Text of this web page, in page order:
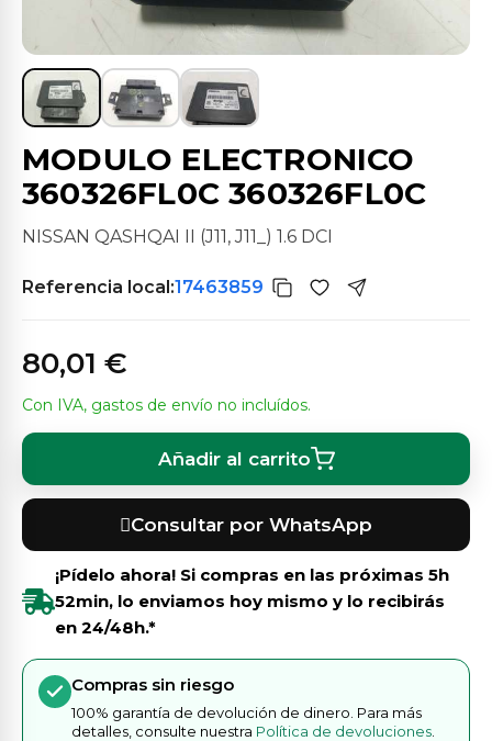
MODULO ELECTRONICO
360326FL0C 360326FL0C
NISSAN QASHQAI II (J11, J11_) 1.6 DCI
Referencia local:17463859
80,01 €
Con IVA, gastos de envío no incluídos.
Añadir al carrito
Consultar por WhatsApp
¡Pídelo ahora! Si compras en las próximas 5h
52min, lo enviamos hoy mismo y lo recibirás
en 24/48h.*
Compras sin riesgo
100% garantía de devolución de dinero. Para más
detalles, consulte nuestra Política de devoluciones